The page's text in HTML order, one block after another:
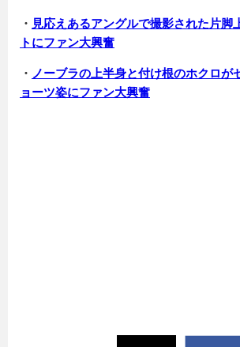
・ 見応えあるアングルで撮影された片脚
トにファン大興奮
・ ノーブラの上半身と付け根のホクロが
ョーツ姿にファン大興奮